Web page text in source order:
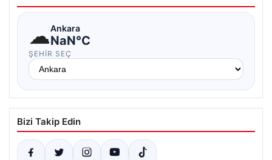
☁Ankara
NaN°C
ŞEHIR SEÇ
Bizi Takip Edin